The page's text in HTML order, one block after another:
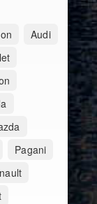
Audi
Pagani